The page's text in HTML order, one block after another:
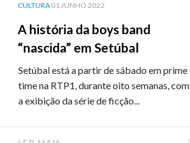
A história da boys band
“nascida” em Setúbal
CULTURA 01 JUNHO 2022
Setúbal está a partir de sábado em prime
time na RTP1, durante oito semanas, com
a exibição da série de ficção...